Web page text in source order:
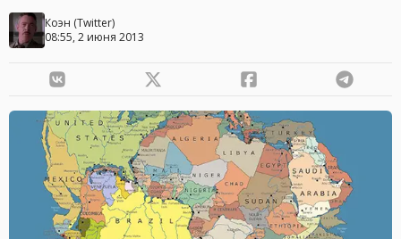
Коэн (Twitter)
08:55, 2 июня 2013